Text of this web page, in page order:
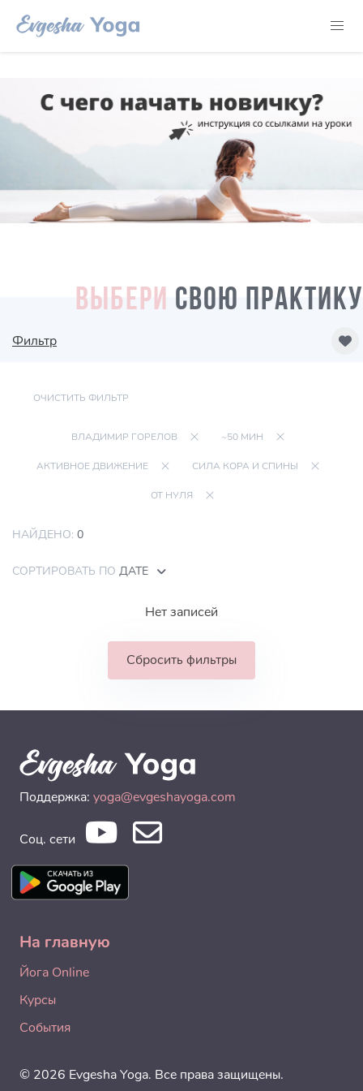
ВЫБЕРИ СВОЮ ПРАКТИКУ
Фильтр
ОЧИСТИТЬ ФИЛЬТР
ВЛАДИМИР ГОРЕЛОВ ~50 МИН
АКТИВНОЕ ДВИЖЕНИЕ СИЛА КОРА И СПИНЫ
ОТ НУЛЯ
НАЙДЕНО: 0
СОРТИРОВАТЬ ПО ДАТЕ
Нет записей
Сбросить фильтры
Поддержка: yoga@evgeshayoga.com
Соц. сети
На главную
Йога Online
Курсы
События
© 2026 Evgesha Yoga. Все права защищены.